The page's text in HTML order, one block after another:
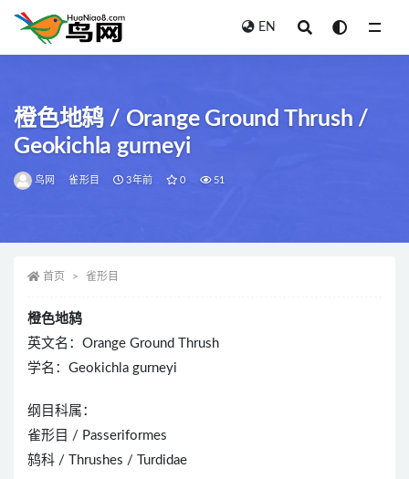
EN
橙色地鸫 / Orange Ground Thrush /
Geokichla gurneyi
鸟网 雀形目 3年前 0 51
首页 雀形目
橙色地鸫
英文名：Orange Ground Thrush
学名：Geokichla gurneyi
纲目科属：
雀形目 / Passeriformes
鸫科 / Thrushes / Turdidae